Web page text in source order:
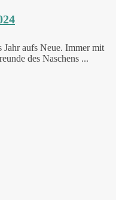
Jahr aufs Neue. Immer mit
des Naschens ...